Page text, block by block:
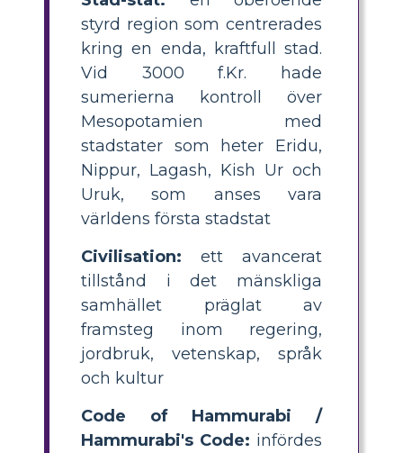
styrd region som centrerades
kring en enda, kraftfull stad.
Vid 3000 f.Kr. hade
sumerierna kontroll över
Mesopotamien med
stadstater som heter Eridu,
Nippur, Lagash, Kish Ur och
Uruk, som anses vara
världens första stadstat
Civilisation: ett avancerat
tillstånd i det mänskliga
samhället präglat av
framsteg inom regering,
jordbruk, vetenskap, språk
och kultur
Code of Hammurabi /
Hammurabi's Code: infördes